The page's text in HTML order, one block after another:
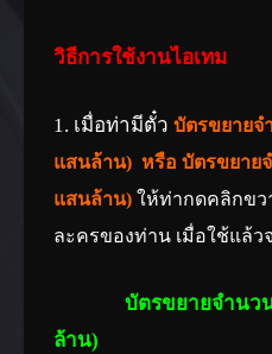
เมื่อใช้แล้วจะเ
สัมภาระมาก
บัตรขยายจำนว
ล้า
เมื่อใช้แล้วจะเ
วิธีการใช้งานไอเทม
1. เมื่อท่ามีตั๋ว บัตรขยายจ
แสนล้าน) หรือ บัตรขยายจ
แสนล้าน) ให้ท่ากดคลิกขว
ละครของท่าน เมื่อใช้แล้
บัตรขยายจำนว
ล้าน)